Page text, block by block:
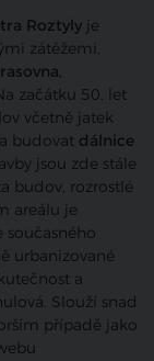
Roztyly je
zátěžemi,
rasovna,
začátku 50. let
včetně jatek
budovat dálnice
jsou zde stále
budov, rozrostlé
areálu je
současného
urbanizované
a
Slouží snad
případě jako